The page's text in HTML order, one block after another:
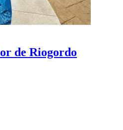
de Riogordo